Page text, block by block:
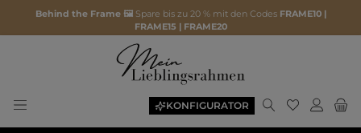
Behind the Frame 🖼️ Spare bis zu 20 % mit den Codes FRAME10 |
FRAME15 | FRAME20
KONFIGURATOR